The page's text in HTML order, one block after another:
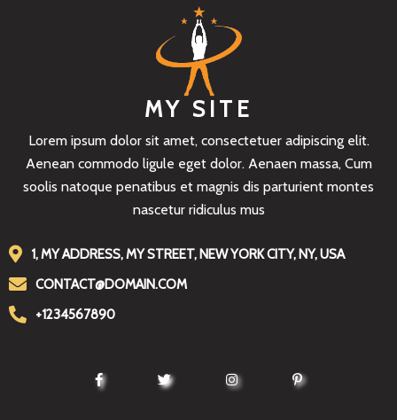
MY SITE
Lorem ipsum dolor sit amet, consectetuer adipiscing elit.
Aenean commodo ligule eget dolor. Aenaen massa, Cum
soolis natoque penatibus et magnis dis parturient montes
nascetur ridiculus mus
1, MY ADDRESS, MY STREET, NEW YORK CITY, NY, USA
CONTACT@DOMAIN.COM
+1234567890